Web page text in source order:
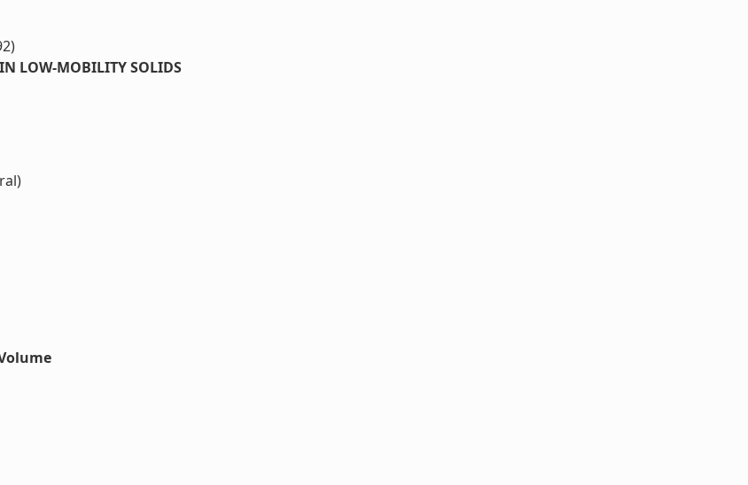
LOW-MOBILITY SOLIDS